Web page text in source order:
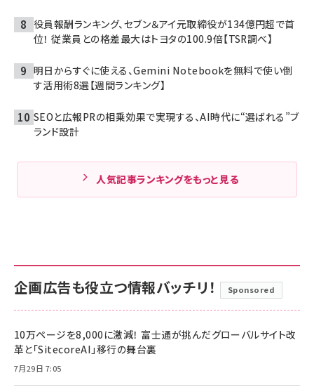
役員報酬ランキング、セブン＆アイ元取締役が134億円超で首
位！ 従業員との格差最大はトヨタの100.9倍【TSR調べ】
明日からすぐに使える、Gemini Notebookを無料で使い倒
す活用術8選【週間ランキング】
SEOと広報PRの相乗効果で実現する、AI時代に“選ばれる”ブ
ランド設計
人気記事ランキングをもっと見る
企画広告も役立つ情報バッチリ！ Sponsored
10万ページを8,000に激減！ 富士通が挑んだグローバルサイト改
革と「SitecoreAI」移行の舞台裏
7月29日 7:05